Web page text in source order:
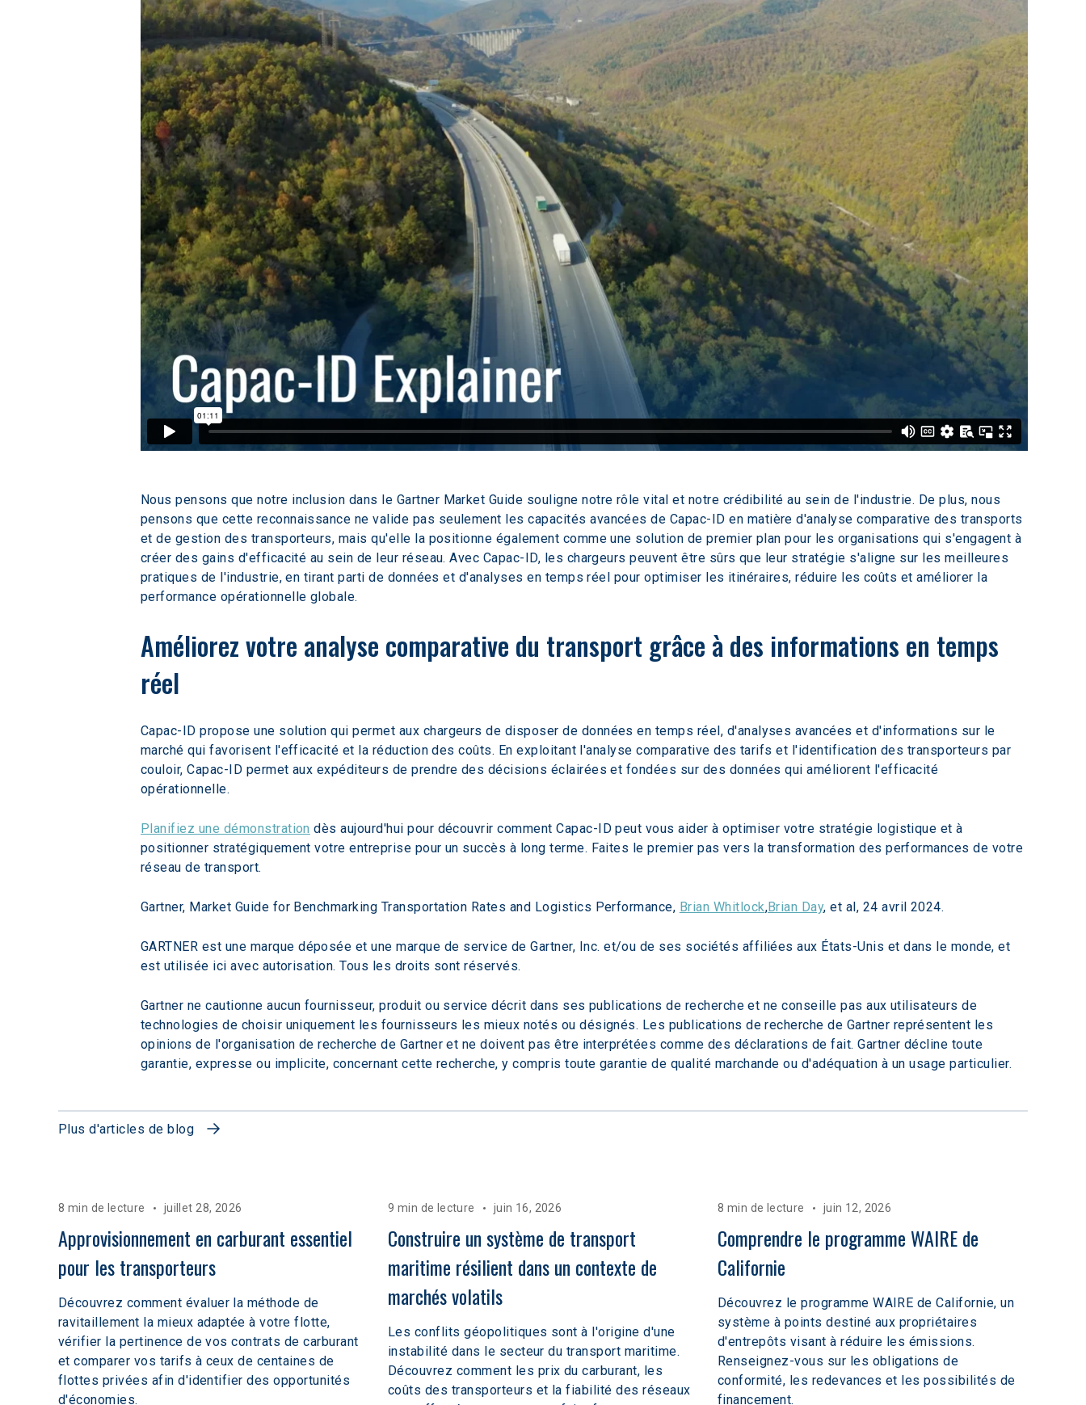
Nous pensons que notre inclusion dans le Gartner Market Guide souligne notre rôle vital et notre crédibilité au sein de l'industrie. De plus, nous
pensons que cette reconnaissance ne valide pas seulement les capacités avancées de Capac-ID en matière d'analyse comparative des transports
et de gestion des transporteurs, mais qu'elle la positionne également comme une solution de premier plan pour les organisations qui s'engagent à
créer des gains d'efficacité au sein de leur réseau. Avec Capac-ID, les chargeurs peuvent être sûrs que leur stratégie s'aligne sur les meilleures
pratiques de l'industrie, en tirant parti de données et d'analyses en temps réel pour optimiser les itinéraires, réduire les coûts et améliorer la
performance opérationnelle globale.
Améliorez votre analyse comparative du transport grâce à des informations en temps
réel
Capac-ID propose une solution qui permet aux chargeurs de disposer de données en temps réel, d'analyses avancées et d'informations sur le
marché qui favorisent l'efficacité et la réduction des coûts. En exploitant l'analyse comparative des tarifs et l'identification des transporteurs par
couloir, Capac-ID permet aux expéditeurs de prendre des décisions éclairées et fondées sur des données qui améliorent l'efficacité
opérationnelle.
Planifiez une démonstration dès aujourd'hui pour découvrir comment Capac-ID peut vous aider à optimiser votre stratégie logistique et à
positionner stratégiquement votre entreprise pour un succès à long terme. Faites le premier pas vers la transformation des performances de votre
réseau de transport.
Gartner, Market Guide for Benchmarking Transportation Rates and Logistics Performance, Brian Whitlock,Brian Day, et al, 24 avril 2024.
GARTNER est une marque déposée et une marque de service de Gartner, Inc. et/ou de ses sociétés affiliées aux États-Unis et dans le monde, et
est utilisée ici avec autorisation. Tous les droits sont réservés.
Gartner ne cautionne aucun fournisseur, produit ou service décrit dans ses publications de recherche et ne conseille pas aux utilisateurs de
technologies de choisir uniquement les fournisseurs les mieux notés ou désignés. Les publications de recherche de Gartner représentent les
opinions de l'organisation de recherche de Gartner et ne doivent pas être interprétées comme des déclarations de fait. Gartner décline toute
garantie, expresse ou implicite, concernant cette recherche, y compris toute garantie de qualité marchande ou d'adéquation à un usage particulier.
Plus d'articles de blog
8 min de lecture juillet 28, 2026
Approvisionnement en carburant essentiel
pour les transporteurs
Découvrez comment évaluer la méthode de
ravitaillement la mieux adaptée à votre flotte,
vérifier la pertinence de vos contrats de carburant
et comparer vos tarifs à ceux de centaines de
flottes privées afin d'identifier des opportunités
d'économies.
9 min de lecture juin 16, 2026
Construire un système de transport
maritime résilient dans un contexte de
marchés volatils
Les conflits géopolitiques sont à l'origine d'une
instabilité dans le secteur du transport maritime.
Découvrez comment les prix du carburant, les
coûts des transporteurs et la fiabilité des réseaux
8 min de lecture juin 12, 2026
Comprendre le programme WAIRE de
Californie
Découvrez le programme WAIRE de Californie, un
système à points destiné aux propriétaires
d'entrepôts visant à réduire les émissions.
Renseignez-vous sur les obligations de
conformité, les redevances et les possibilités de
financement.